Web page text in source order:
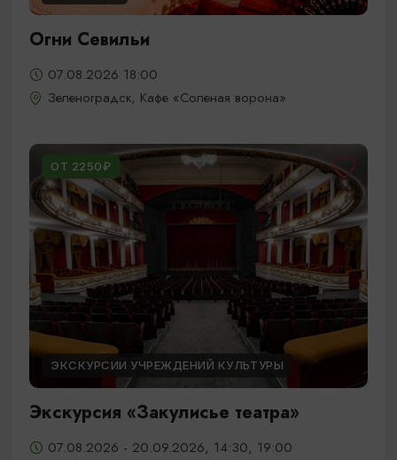
Огни Севильи
07.08.2026 18:00
Зеленоградск, Кафе «Соленая ворона»
ОТ 2250₽
ЭКСКУРСИИ УЧРЕЖДЕНИЙ КУЛЬТУРЫ
Экскурсия «Закулисье театра»
07.08.2026 - 20.09.2026, 14:30, 19:00